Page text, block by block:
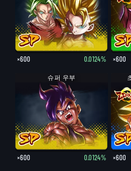
×600 0.0124% ×600
슈퍼 우부
×600 0.0124% ×600